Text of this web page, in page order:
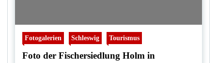
Fotogalerien Schleswig Tourismus
Foto der Fischersiedlung Holm in